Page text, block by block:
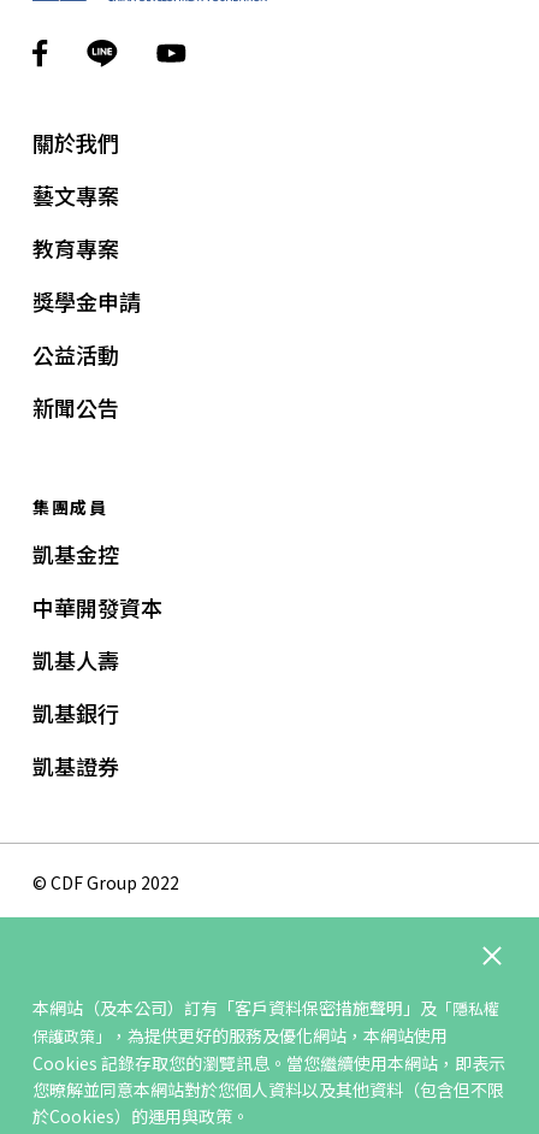
本網站（及本公司）訂有 「客戶資料保密措施聲明」 及「隱私權
保護政策」
，為提供更好的服務及優化網站，本網站使用
Cookies 記錄存取您的瀏覽訊息。當您繼續使用本網站，即表示
您暸解並同意本網站對於您個人資料以及其他資料（包含但不限
於Cookies）的運用與政策。
關於我們
藝文專案
教育專案
獎學金申請
公益活動
新聞公告
集團成員
凱基金控
中華開發資本
凱基人壽
凱基銀行
凱基證券
© CDF Group 2022
網站地圖
聯絡我們